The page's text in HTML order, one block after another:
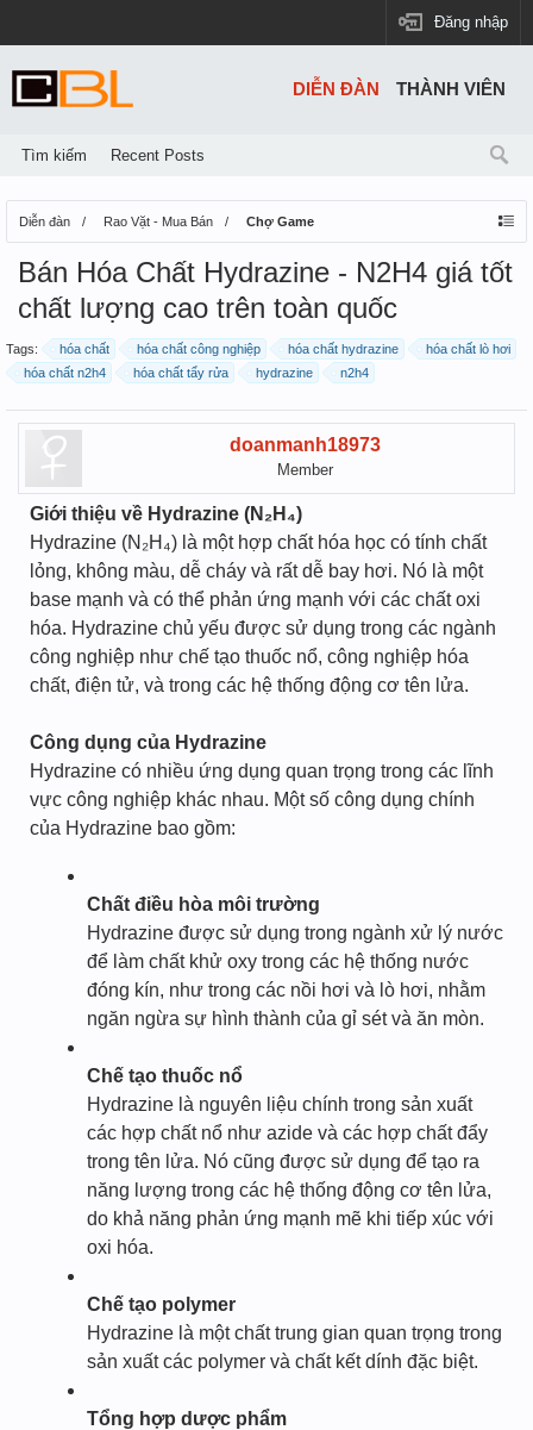
Đăng nhập
Diễn đàn Rao Vặt - Mua Bán Chợ Game
Bán Hóa Chất Hydrazine - N2H4 giá tốt
chất lượng cao trên toàn quốc
Tags: hóa chất hóa chất công nghiệp hóa chất hydrazine
hóa chất lò hơi
hóa chất n2h4
hóa chất tẩy rửa hydrazine n2h4
doanmanh18973
Member
Giới thiệu về Hydrazine (N₂H₄)
Hydrazine (N₂H₄) là một hợp chất hóa học có tính chất
lỏng, không màu, dễ cháy và rất dễ bay hơi. Nó là một
base mạnh và có thể phản ứng mạnh với các chất oxi
hóa. Hydrazine chủ yếu được sử dụng trong các ngành
công nghiệp như chế tạo thuốc nổ, công nghiệp hóa
chất, điện tử, và trong các hệ thống động cơ tên lửa.
Công dụng của Hydrazine
Hydrazine có nhiều ứng dụng quan trọng trong các lĩnh
vực công nghiệp khác nhau. Một số công dụng chính
của Hydrazine bao gồm:
Chất điều hòa môi trường
Hydrazine được sử dụng trong ngành xử lý nước
để làm chất khử oxy trong các hệ thống nước
đóng kín, như trong các nồi hơi và lò hơi, nhằm
ngăn ngừa sự hình thành của gỉ sét và ăn mòn.
Chế tạo thuốc nổ
Hydrazine là nguyên liệu chính trong sản xuất
các hợp chất nổ như azide và các hợp chất đẩy
trong tên lửa. Nó cũng được sử dụng để tạo ra
năng lượng trong các hệ thống động cơ tên lửa,
do khả năng phản ứng mạnh mẽ khi tiếp xúc với
oxi hóa.
Chế tạo polymer
Hydrazine là một chất trung gian quan trọng trong
sản xuất các polymer và chất kết dính đặc biệt.
Tổng hợp dược phẩm
DIỄN ĐÀN
Tìm kiếm Recent Posts
THÀNH VIÊN